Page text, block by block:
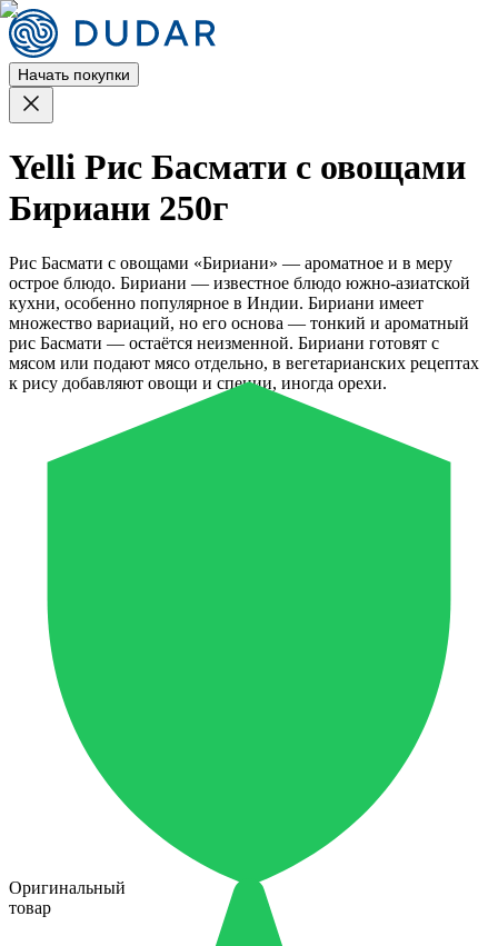
Начать покупки
Yelli Рис Басмати с овощами
Бириани 250г
Рис Басмати с овощами «Бириани» — ароматное и в меру
острое блюдо. Бириани — известное блюдо южно-азиатской
кухни, особенно популярное в Индии. Бириани имеет
множество вариаций, но его основа — тонкий и ароматный
рис Басмати — остаётся неизменной. Бириани готовят с
мясом или подают мясо отдельно, в вегетарианских рецептах
к рису добавляют овощи и специи, иногда орехи.
Оригинальный
товар